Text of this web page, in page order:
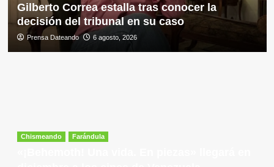
Gilberto Correa estalla tras conocer la
decisión del tribunal en su caso
Prensa Dateando 6 agosto, 2026
Chismeando Farándula